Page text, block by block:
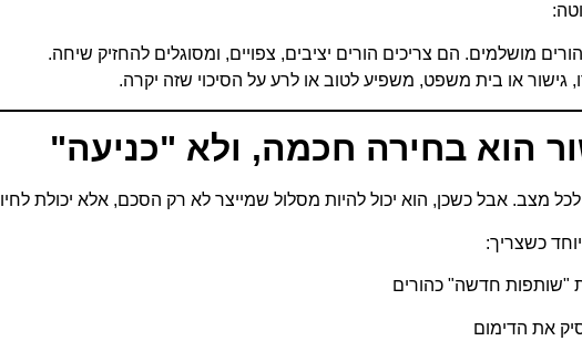
מושלמים. הם צריכים הורים יציבים, צפויים, ומסוגלים להחזיק שיחה.
גישור או בית משפט, משפיע לטוב או לרע על הסיכוי שזה יקרה.
הוא בחירה חכמה, ולא "כניעה"
מצב. אבל כשכן, הוא יכול להיות מסלול שמייצר לא רק הסכם, אלא יכולת
כשצריך:
"שותפות חדשה" כהורים
את הדימום